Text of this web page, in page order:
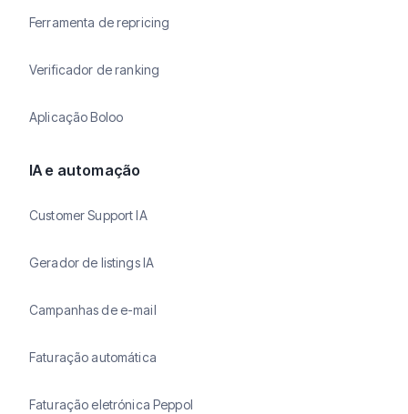
Ferramenta de repricing
Verificador de ranking
Aplicação Boloo
IA e automação
Customer Support IA
Gerador de listings IA
Campanhas de e-mail
Faturação automática
Faturação eletrónica Peppol